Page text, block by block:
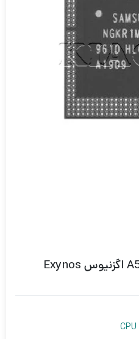
سی پی یو سامسونگ A50 اگزنیوس Exynos